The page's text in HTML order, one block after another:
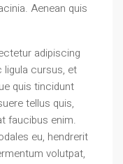
Aenean quis
adipiscing
ligula cursus, et
quis tincidunt
tellus quis,
faucibus enim.
eu, hendrerit
volutpat,